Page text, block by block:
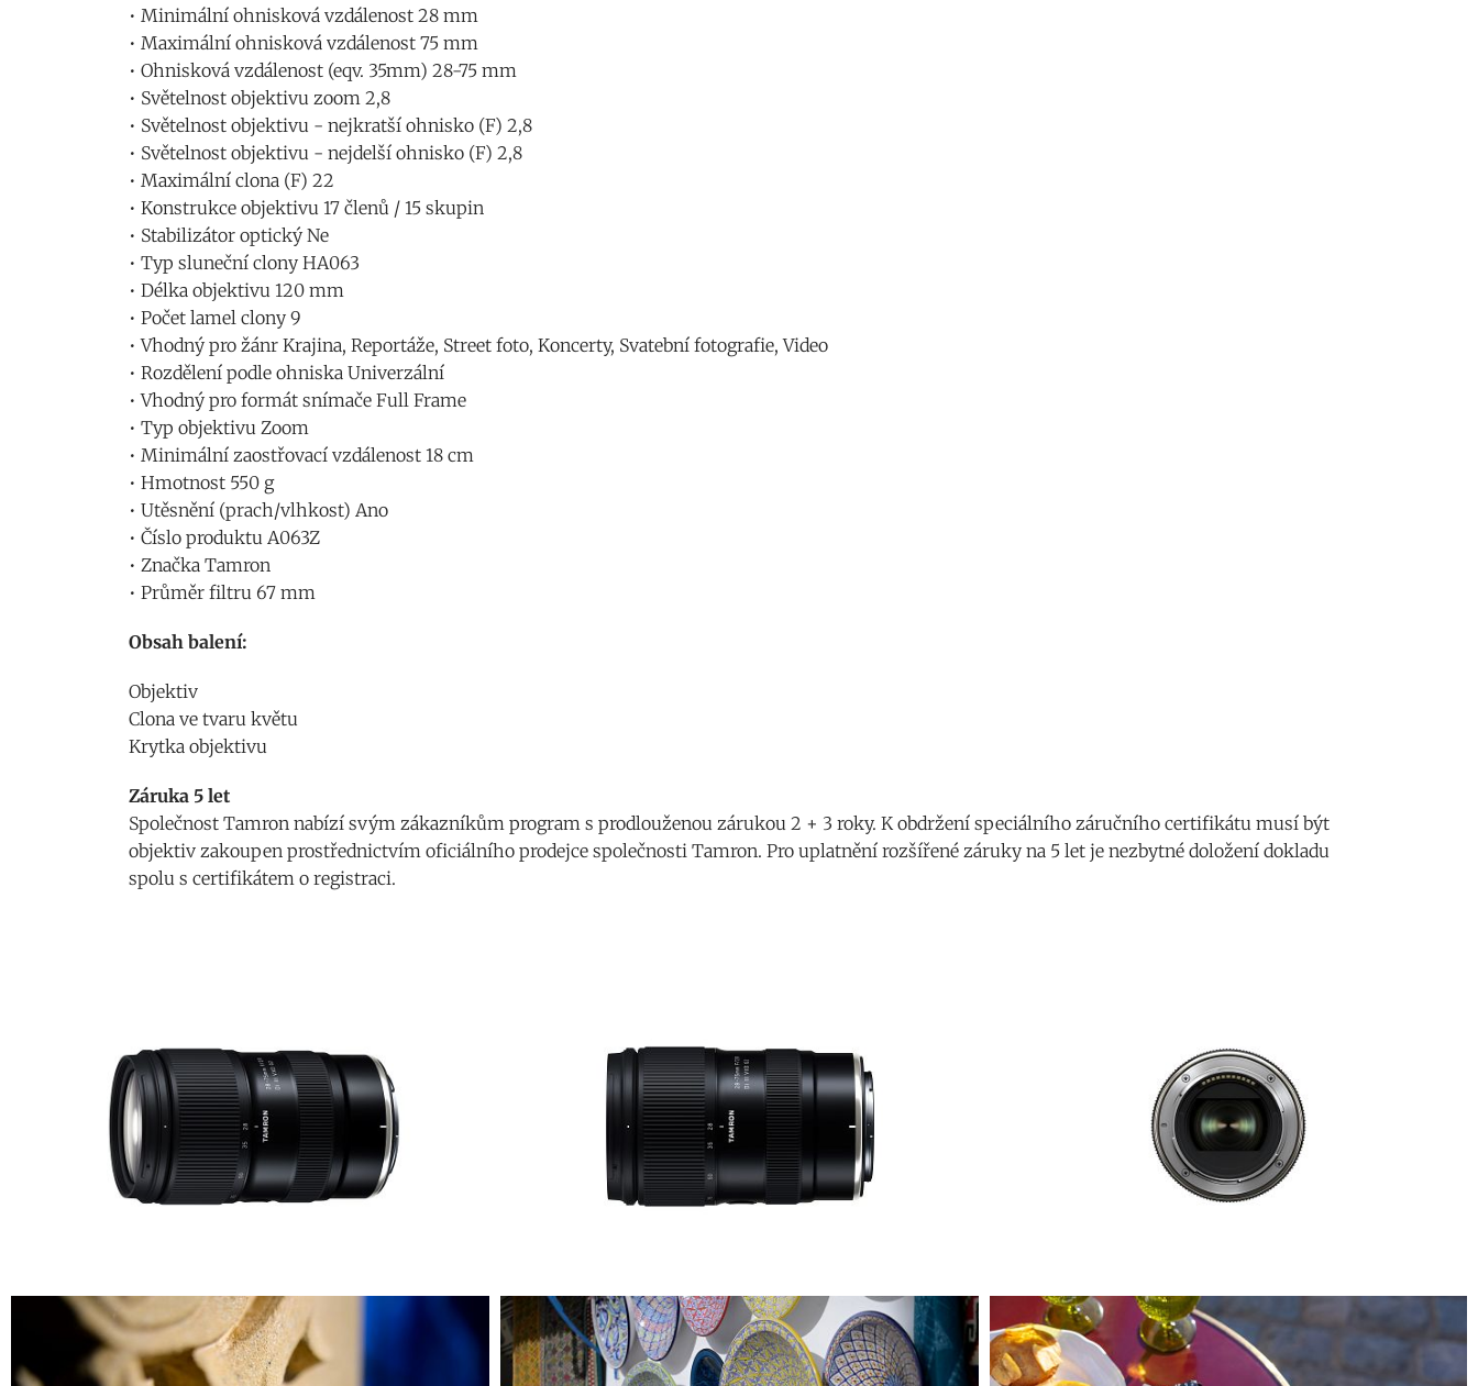
• Minimální ohnisková vzdálenost 28 mm
• Maximální ohnisková vzdálenost 75 mm
• Ohnisková vzdálenost (eqv. 35mm) 28-75 mm
• Světelnost objektivu zoom 2,8
• Světelnost objektivu - nejkratší ohnisko (F) 2,8
• Světelnost objektivu - nejdelší ohnisko (F) 2,8
• Maximální clona (F) 22
• Konstrukce objektivu 17 členů / 15 skupin
• Stabilizátor optický Ne
• Typ sluneční clony HA063
• Délka objektivu 120 mm
• Počet lamel clony 9
• Vhodný pro žánr Krajina, Reportáže, Street foto, Koncerty, Svatební fotografie, Video
• Rozdělení podle ohniska Univerzální
• Vhodný pro formát snímače Full Frame
• Typ objektivu Zoom
• Minimální zaostřovací vzdálenost 18 cm
• Hmotnost 550 g
• Utěsnění (prach/vlhkost) Ano
• Číslo produktu A063Z
• Značka Tamron
• Průměr filtru 67 mm
Obsah balení:
Objektiv
Clona ve tvaru květu
Krytka objektivu
Záruka 5 let
Společnost Tamron nabízí svým zákazníkům program s prodlouženou zárukou 2 + 3 roky. K obdržení speciálního záručního certifikátu musí být
objektiv zakoupen prostřednictvím oficiálního prodejce společnosti Tamron. Pro uplatnění rozšířené záruky na 5 let je nezbytné doložení dokladu
spolu s certifikátem o registraci.